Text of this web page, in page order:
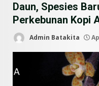
Daun, Spesies
Perkebunan Kopi
Admin Batakita